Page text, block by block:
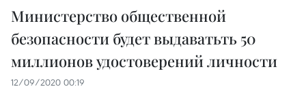
Министерство общественной
безопасности будет выдаватьть 50
миллионов удостоверений личности
12/09/2020 00:19